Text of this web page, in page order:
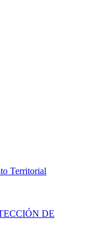
Territorial
DE